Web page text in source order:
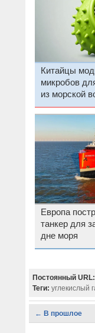
Китайцы
микробов
из морской
продукты и
Европа
танкер для
дне моря
Постоянный URL:
Теги: углекислый
← В прошлое